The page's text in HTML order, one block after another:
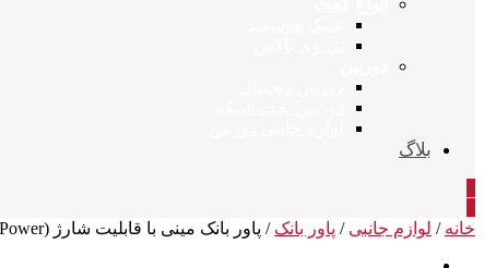
بلاگ
0
0
خانه / لوازم جانبی / پاور بانک / پاور بانک مینی با قابلیت شارژ (Delivery Power) مدل Vision 10 Mini ا Vision 10 Mini